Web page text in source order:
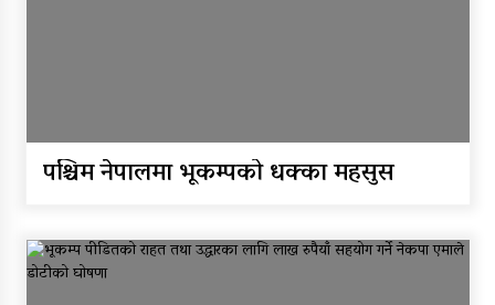
पश्चिम नेपालमा भूकम्पको धक्का महसुस